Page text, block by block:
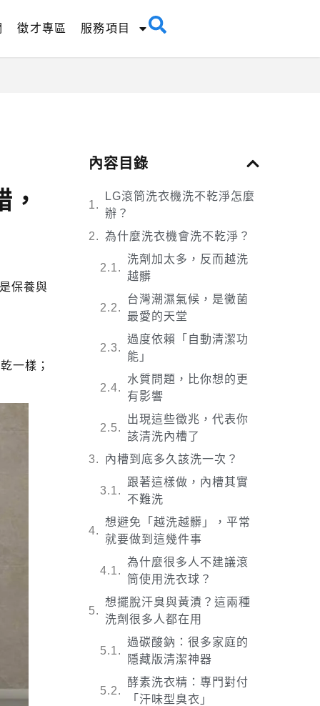
徵才專區 服務項目
保養與
一樣；
內容目錄
LG滾筒洗衣機洗不乾淨怎麼
辦？
為什麼洗衣機會洗不乾淨？
洗劑加太多，反而越洗
越髒
台灣潮濕氣候，是黴菌
最愛的天堂
過度依賴「自動清潔功
能」
水質問題，比你想的更
有影響
出現這些徵兆，代表你
該清洗內槽了
內槽到底多久該洗一次？
跟著這樣做，內槽其實
不難洗
想避免「越洗越髒」，平常
就要做到這幾件事
為什麼很多人不建議滾
筒使用洗衣球？
想擺脫汗臭與黃漬？這兩種
洗劑很多人都在用
過碳酸鈉：很多家庭的
隱藏版清潔神器
酵素洗衣精：專門對付
「汗味型臭衣」